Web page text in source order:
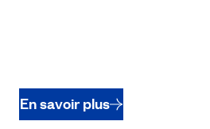
En savoir plus